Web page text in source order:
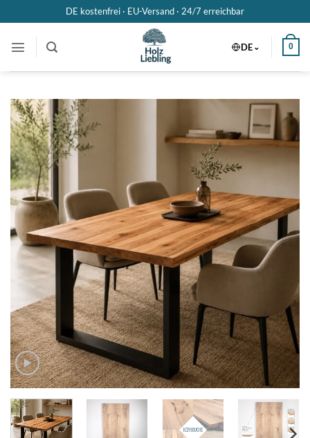
Inhalt
DE kostenfrei · EU-Versand · 24/7 erreichbar
DE 0